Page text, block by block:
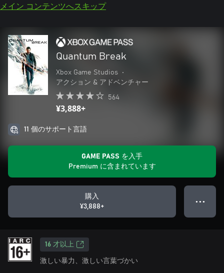
メイン コンテンツへスキップ
Quantum Break
Xbox Game Studios
•
アクション & アドベンチャー
564
¥3,888+
11 個のサポート言語
GAME PASS を入手
Premium に含まれています
購入
¥3,888+
● ● ●
16 才以上
激しい暴力、激しい言葉づかい